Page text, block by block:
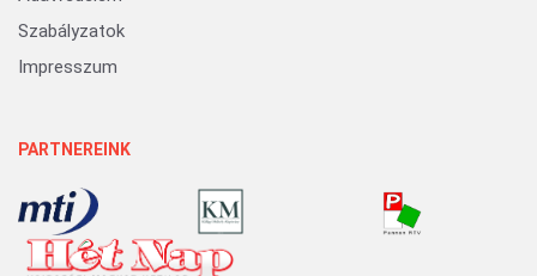
Szabályzatok
Impresszum
PARTNEREINK